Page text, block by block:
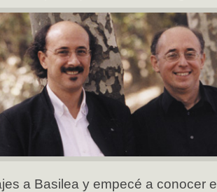
a Basilea y empecé a conocer